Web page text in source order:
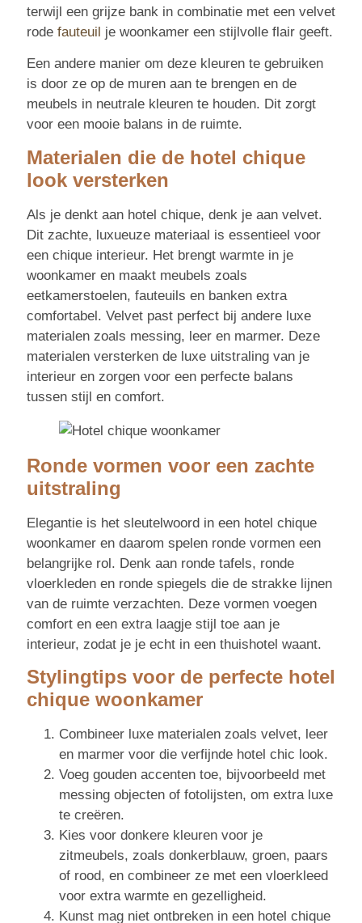
terwijl een grijze bank in combinatie met een velvet
rode fauteuil je woonkamer een stijlvolle flair geeft.
Een andere manier om deze kleuren te gebruiken
is door ze op de muren aan te brengen en de
meubels in neutrale kleuren te houden. Dit zorgt
voor een mooie balans in de ruimte.
Materialen die de hotel chique
look versterken
Als je denkt aan hotel chique, denk je aan velvet.
Dit zachte, luxueuze materiaal is essentieel voor
een chique interieur. Het brengt warmte in je
woonkamer en maakt meubels zoals
eetkamerstoelen, fauteuils en banken extra
comfortabel. Velvet past perfect bij andere luxe
materialen zoals messing, leer en marmer. Deze
materialen versterken de luxe uitstraling van je
interieur en zorgen voor een perfecte balans
tussen stijl en comfort.
Ronde vormen voor een zachte
uitstraling
Elegantie is het sleutelwoord in een hotel chique
woonkamer en daarom spelen ronde vormen een
belangrijke rol. Denk aan ronde tafels, ronde
vloerkleden en ronde spiegels die de strakke lijnen
van de ruimte verzachten. Deze vormen voegen
comfort en een extra laagje stijl toe aan je
interieur, zodat je je echt in een thuishotel waant.
Stylingtips voor de perfecte hotel
chique woonkamer
Combineer luxe materialen zoals velvet, leer
en marmer voor die verfijnde hotel chic look.
Voeg gouden accenten toe, bijvoorbeeld met
messing objecten of fotolijsten, om extra luxe
te creëren.
Kies voor donkere kleuren voor je
zitmeubels, zoals donkerblauw, groen, paars
of rood, en combineer ze met een vloerkleed
voor extra warmte en gezelligheid.
Kunst mag niet ontbreken in een hotel chique